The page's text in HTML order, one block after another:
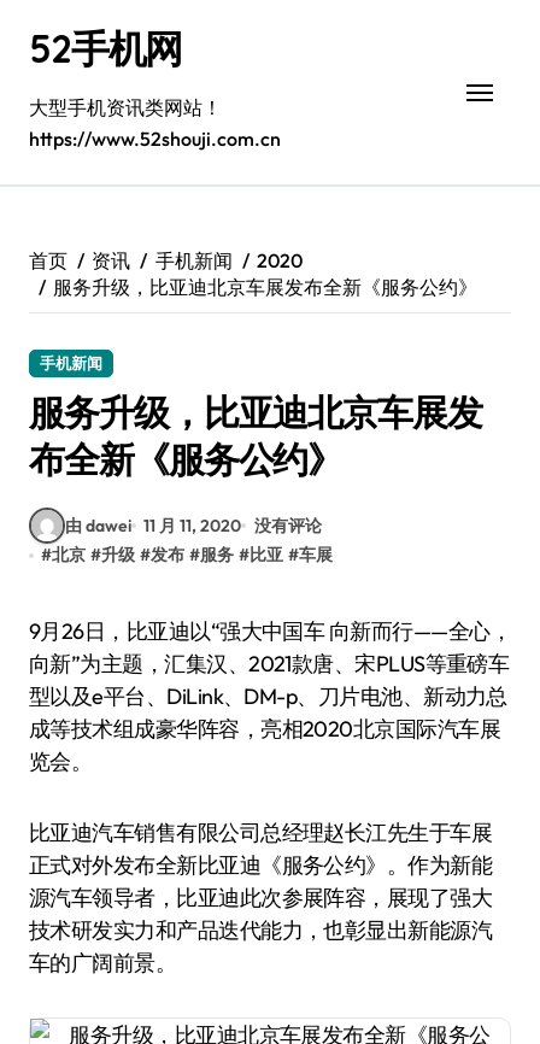
52手机网
大型手机资讯类网站！
https://www.52shouji.com.cn
首页 资讯 手机新闻
2020
服务升级，比亚迪北京车展发布全新《服务公约》
手机新闻
服务升级，比亚迪北京车展发
布全新《服务公约》
由 dawei 11 月 11, 2020 没有评论
#北京 #升级 #发布 #服务 #比亚 #车展
9月26日，比亚迪以“强大中国车 向新而行——全心，
向新”为主题，汇集汉、2021款唐、宋PLUS等重磅车
型以及e平台、DiLink、DM-p、刀片电池、新动力总
成等技术组成豪华阵容，亮相2020北京国际汽车展
览会。
比亚迪汽车销售有限公司总经理赵长江先生于车展
正式对外发布全新比亚迪《服务公约》。作为新能
源汽车领导者，比亚迪此次参展阵容，展现了强大
技术研发实力和产品迭代能力，也彰显出新能源汽
车的广阔前景。